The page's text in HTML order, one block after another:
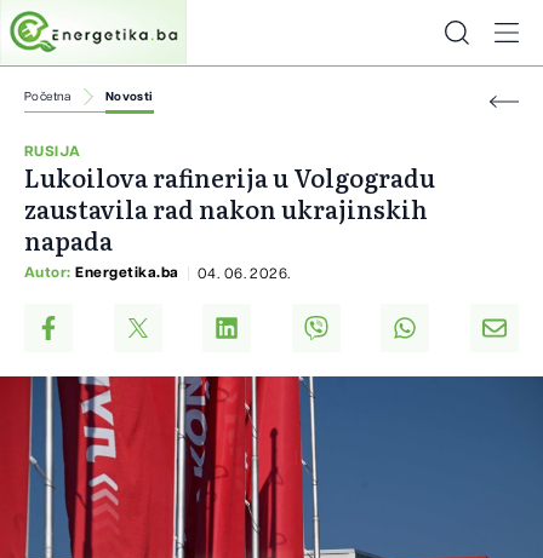
Početna Novosti
RUSIJA
Lukoilova rafinerija u Volgogradu
zaustavila rad nakon ukrajinskih
napada
Autor: Energetika.ba 04. 06. 2026.